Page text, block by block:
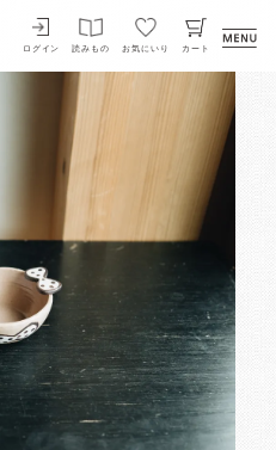
ログイン 読みもの お気にいり カート